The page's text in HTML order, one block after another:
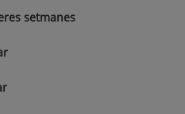
setmanes